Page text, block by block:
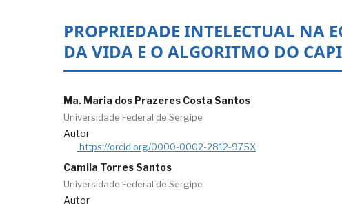
PROPRIEDADE INTELECTUAL NA
DA VIDA E O ALGORITMO DO
Ma. Maria dos Prazeres Costa Santos
Universidade Federal de Sergipe
Autor
https://orcid.org/0000-0002-2812-975X
Camila Torres Santos
Universidade Federal de Sergipe
Autor